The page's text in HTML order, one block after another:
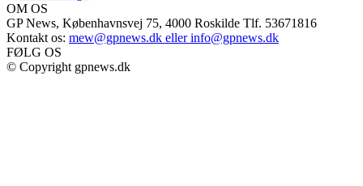
OM OS
GP News, Københavnsvej 75, 4000 Roskilde Tlf. 53671816
Kontakt os: mew@gpnews.dk eller info@gpnews.dk
FØLG OS
© Copyright gpnews.dk